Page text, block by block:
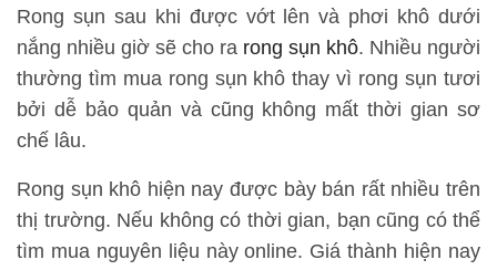
Rong sụn sau khi được vớt lên và phơi khô dưới
nắng nhiều giờ sẽ cho ra rong sụn khô. Nhiều người
thường tìm mua rong sụn khô thay vì rong sụn tươi
bởi dễ bảo quản và cũng không mất thời gian sơ
chế lâu.
Rong sụn khô hiện nay được bày bán rất nhiều trên
thị trường. Nếu không có thời gian, bạn cũng có thể
tìm mua nguyên liệu này online. Giá thành hiện nay